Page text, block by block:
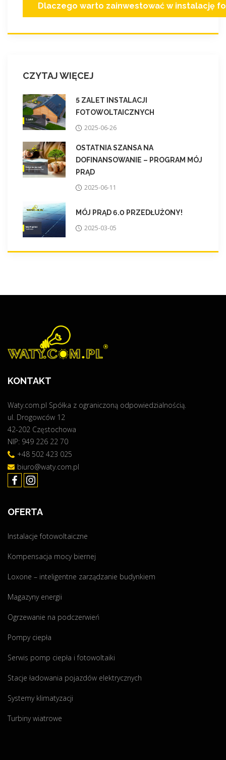
Dlaczego warto zainwestować w instalację
CZYTAJ WIĘCEJ
5 ZALET INSTALACJI
FOTOWOLTAICZNYCH
2025-06-26
OSTATNIA SZANSA NA
DOFINANSOWANIE – PROGRAM MÓJ
PRĄD
2025-06-11
MÓJ PRĄD 6.0 PRZEDŁUŻONY!
2025-03-05
KONTAKT
Waty.com.pl Spółka z ograniczoną odpowiedzialnością.
ul. Drogowców 12
42-202 Częstochowa
NIP: 949 226 22 70
+48 502 423 025
biuro@waty.com.pl
OFERTA
Instalacje fotowoltaiczne
Kompensacja mocy biernej
Loxone – inteligentne zarządzanie budynkiem
Magazyny energii
Ogrzewanie na podczerwień
Pompy ciepła
Serwis pomp ciepła i fotowoltaiki
Stacje ładowania pojazdów elektrycznych
Systemy klimatyzacji
Turbiny wiatrowe